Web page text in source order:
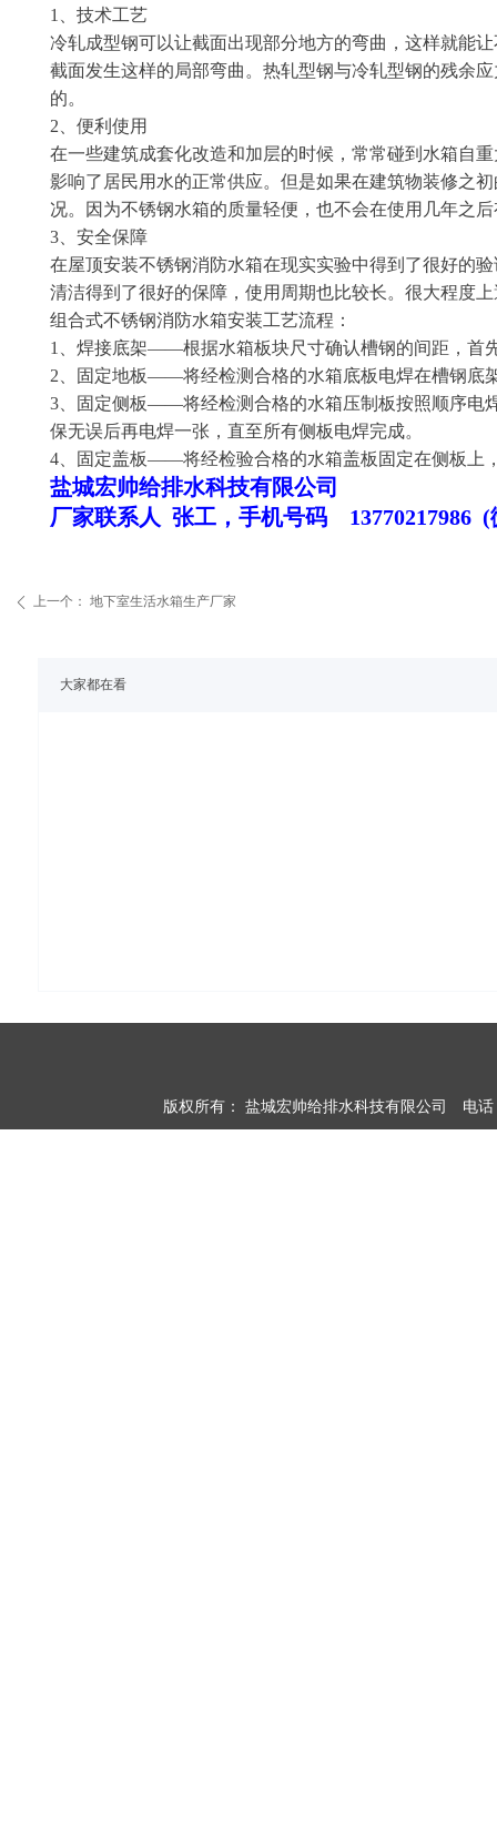
大家都在看
ꄴ 上一个： 地下室生活水箱生产厂家
1、技术工艺
冷轧成型钢可以让截面出现部分地方的弯曲，这样就能
截面发生这样的局部弯曲。热轧型钢与冷轧型钢的残余
的。
2、便利使用
在一些建筑成套化改造和加层的时候，常常碰到水箱自
影响了居民用水的正常供应。但是如果在建筑物装修之
况。因为不锈钢水箱的质量轻便，也不会在使用几年之
3、安全保障
在屋顶安装不锈钢消防水箱在现实实验中得到了很好的
清洁得到了很好的保障，使用周期也比较长。很大程度
组合式不锈钢消防水箱安装工艺流程：
1、焊接底架——根据水箱板块尺寸确认槽钢的间距，首
2、固定地板——将经检测合格的水箱底板电焊在槽钢底
3、固定侧板——将经检测合格的水箱压制板按照顺序电
保无误后再电焊一张，直至所有侧板电焊完成。
4、固定盖板——将经检验合格的水箱盖板固定在侧板上
盐城宏帅给排水科技有限公司
厂家联系人 张工，手机号码 13770217986 (
版权所有： 盐城宏帅给排水科技有限公司 电话